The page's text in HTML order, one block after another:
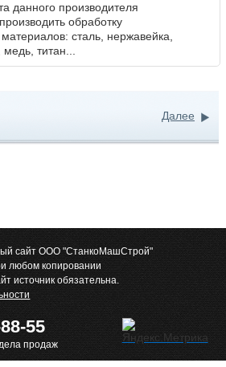
данного производителя
обработку
сталь, нержавейка,
титан...
Далее
сайт ООО "СтанкоМашСтрой"
любом копировании
источник обязательна.
55
продаж